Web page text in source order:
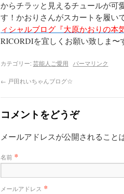
からチラッと見えるチュールが
す！かおりさんがスカートを履い
ィシャルブログ『大原かおりの本
RICORDIを宜しくお願い致しま〜
カテゴリー:芸能人ご愛用 パーマリンク
← 戸田れいちゃんブログ☆
コメントをどうぞ
メールアドレスが公開されること
名前 *
メールアドレス *